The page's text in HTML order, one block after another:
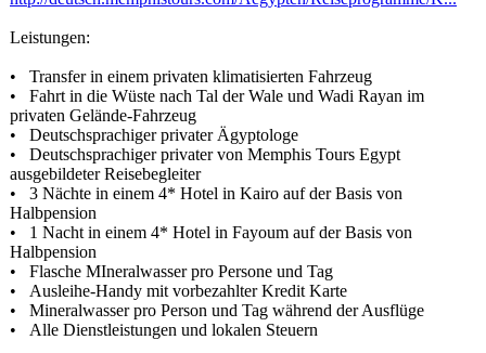
Leistungen:
• Transfer in einem privaten klimatisierten Fahrzeug
• Fahrt in die Wüste nach Tal der Wale und Wadi Rayan im
privaten Gelände-Fahrzeug
• Deutschsprachiger privater Ägyptologe
• Deutschsprachiger privater von Memphis Tours Egypt
ausgebildeter Reisebegleiter
• 3 Nächte in einem 4* Hotel in Kairo auf der Basis von
Halbpension
• 1 Nacht in einem 4* Hotel in Fayoum auf der Basis von
Halbpension
• Flasche MIneralwasser pro Persone und Tag
• Ausleihe-Handy mit vorbezahlter Kredit Karte
• Mineralwasser pro Person und Tag während der Ausflüge
• Alle Dienstleistungen und lokalen Steuern